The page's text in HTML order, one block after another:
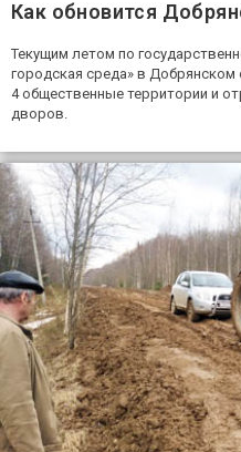
Как обновится
Текущим летом по
городская среда» в Добрянском
4 общественные территории и
дворов.